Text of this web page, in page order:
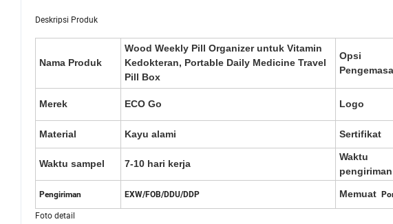
Deskripsi Produk
Nama Produk
Wood Weekly Pill Organizer untuk Vitamin
Kedokteran, Portable Daily Medicine Travel
Pill Box
Opsi
Merek ECO Go Logo
Material Kayu alami Sertifikat
Waktu sampel 7-10 hari kerja
Waktu
pengiriman
Pengiriman EXW/FOB/DDU/DDP Memuat
Foto detail